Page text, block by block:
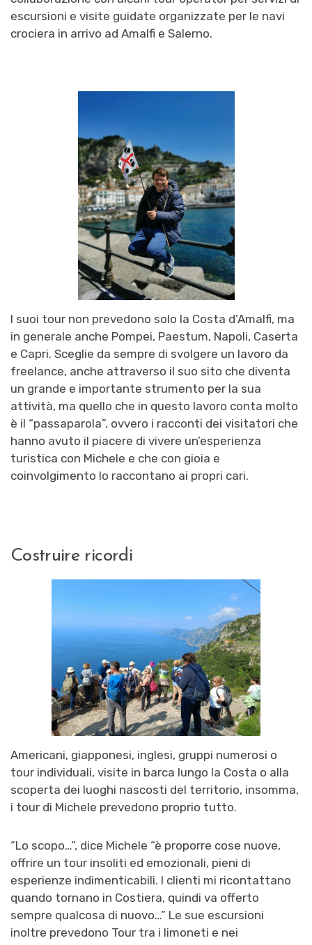
escursioni e visite guidate organizzate per le navi
crociera in arrivo ad Amalfi e Salerno.
I suoi tour non prevedono solo la Costa d’Amalfi, ma
in generale anche Pompei, Paestum, Napoli, Caserta
e Capri. Sceglie da sempre di svolgere un lavoro da
freelance, anche attraverso il suo sito che diventa
un grande e importante strumento per la sua
attività, ma quello che in questo lavoro conta molto
è il “passaparola”, ovvero i racconti dei visitatori che
hanno avuto il piacere di vivere un’esperienza
turistica con Michele e che con gioia e
coinvolgimento lo raccontano ai propri cari.
Costruire ricordi
Americani, giapponesi, inglesi, gruppi numerosi o
tour individuali, visite in barca lungo la Costa o alla
scoperta dei luoghi nascosti del territorio, insomma,
i tour di Michele prevedono proprio tutto.
“Lo scopo…”, dice Michele “è proporre cose nuove,
offrire un tour insoliti ed emozionali, pieni di
esperienze indimenticabili. I clienti mi ricontattano
quando tornano in Costiera, quindi va offerto
sempre qualcosa di nuovo…” Le sue escursioni
inoltre prevedono Tour tra i limoneti e nei